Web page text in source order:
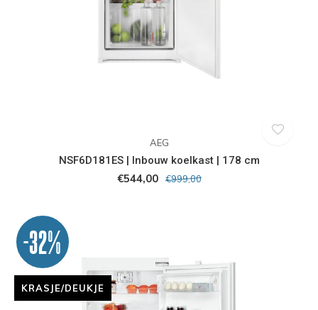
AEG
NSF6D181ES | Inbouw koelkast | 178 cm
€544,00 €999,00
-32%
KRASJE/DEUKJE